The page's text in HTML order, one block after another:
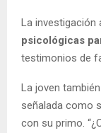
La investigación
psicológicas
testimonios de
La joven
señalada como
con su primo.